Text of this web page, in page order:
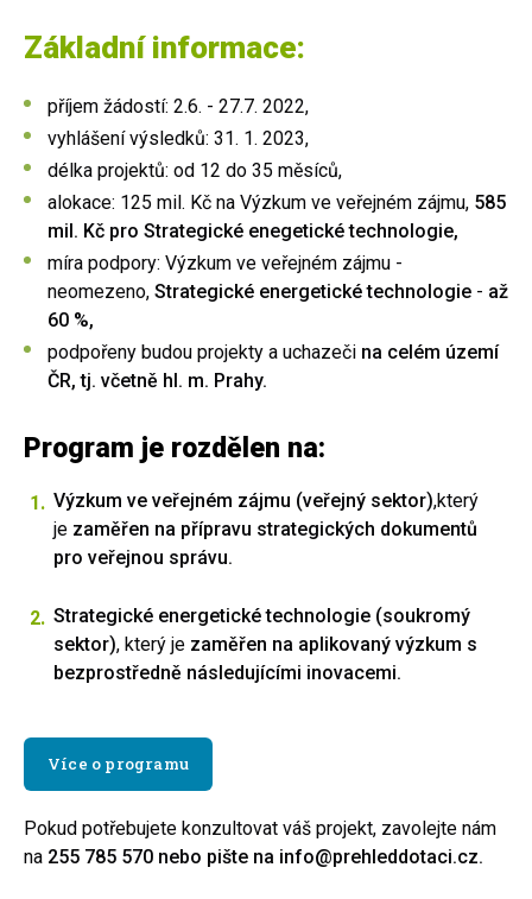
Základní informace:
příjem žádostí: 2.6. - 27.7. 2022,
vyhlášení výsledků: 31. 1. 2023,
délka projektů: od 12 do 35 měsíců,
alokace: 125 mil. Kč na Výzkum ve veřejném zájmu, 585
mil. Kč pro Strategické enegetické technologie,
míra podpory: Výzkum ve veřejném zájmu -
neomezeno, Strategické energetické technologie - až
60 %,
podpořeny budou projekty a uchazeči na celém území
ČR, tj. včetně hl. m. Prahy.
Program je rozdělen na:
Výzkum ve veřejném zájmu (veřejný sektor),který
je zaměřen na přípravu strategických dokumentů
pro veřejnou správu.
Strategické energetické technologie (soukromý
sektor), který je zaměřen na aplikovaný výzkum s
bezprostředně následujícími inovacemi.
Více o programu
Pokud potřebujete konzultovat váš projekt, zavolejte nám
na 255 785 570 nebo pište na info@prehleddotaci.cz.